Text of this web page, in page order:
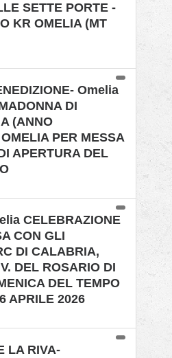
SETTE PORTE -
KR OMELIA (MT
Omelia
DI
(ANNO
PER MESSA
APERTURA DEL
CELEBRAZIONE
CON GLI
DI CALABRIA,
DEL ROSARIO DI
DEL TEMPO
APRILE 2026
LA RIVA-